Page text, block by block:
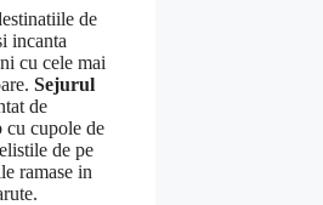
de
incanta
cu cele mai
Sejurul
de
cu cupole de
de pe
ramase in